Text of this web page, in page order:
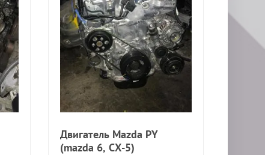
Двигатель Mazda PY
(mazda 6, CX-5)